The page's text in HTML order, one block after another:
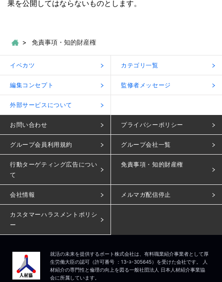
果を公開してはならないものとします。
免責事項・知的財産権
イベカツ カテゴリ一覧
編集コンセプト 監修者メッセージ
外部サービスについて
お問い合わせ プライバシーポリシー
グループ会員利用規約 グループ会社一覧
行動ターゲティング広告につい
て
免責事項・知的財産権
会社情報 メルマガ配信停止
カスタマーハラスメントポリシ
ー